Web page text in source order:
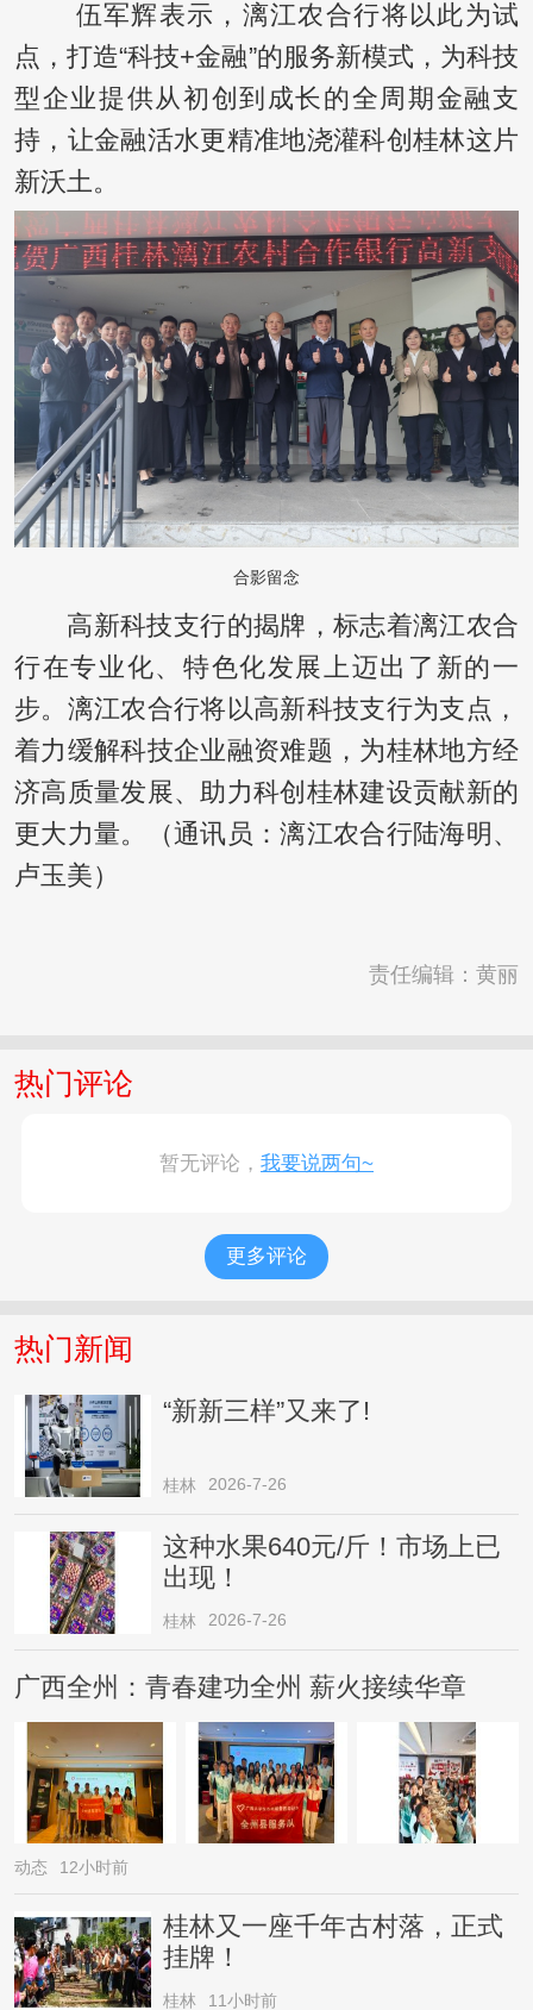
伍军辉表示，漓江农合行将以此为试
点，打造“科技+金融”的服务新模式，为科技
型企业提供从初创到成长的全周期金融支
持，让金融活水更精准地浇灌科创桂林这片
新沃土。
合影留念
高新科技支行的揭牌，标志着漓江农合
行在专业化、特色化发展上迈出了新的一
步。漓江农合行将以高新科技支行为支点，
着力缓解科技企业融资难题，为桂林地方经
济高质量发展、助力科创桂林建设贡献新的
更大力量。（通讯员：漓江农合行陆海明、
卢玉美）
责任编辑：黄丽
热门评论
暂无评论， 我要说两句~
更多评论
热门新闻
“新新三样”又来了!
桂林 2026-7-26
这种水果640元/斤！市场上已
出现！
桂林 2026-7-26
广西全州：青春建功全州 薪火接续华章
动态 12小时前
桂林又一座千年古村落，正式
挂牌！
桂林 11小时前